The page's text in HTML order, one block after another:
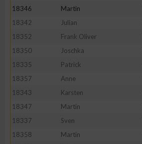
18346
Martin
18342
Julian
18352
Frank Oliver
18350
Joschka
18335
Patrick
18357
Anne
18343
Karsten
18347
Martin
18337
Sven
18358
Martin